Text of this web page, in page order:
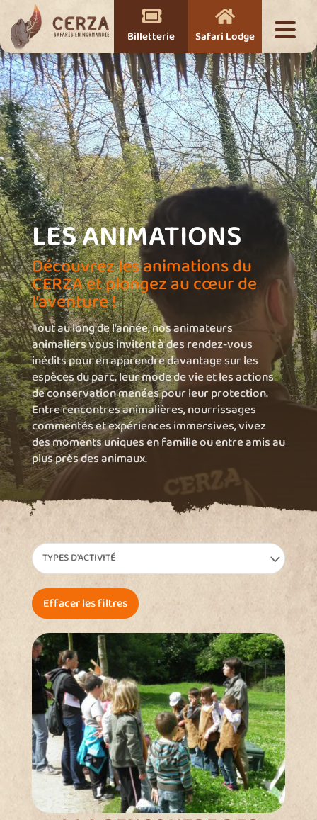

Billetterie

Safari Lodge
LES ANIMATIONS
Découvrez les animations du
CERZA et plongez au cœur de
l’aventure !
Tout au long de l’année, nosanimateurs
animaliersvous invitent à des rendez-vous
inédits pour en apprendre davantage sur les
espèces du parc, leur mode de vie et les actions
de conservation menées pour leur protection.
Entre rencontres animalières, nourrissages
commentés et expériences immersives, vivez
des moments uniques en famille ou entre amis au
plus près des animaux.
TYPES D'ACTIVITÉ
Effacer les filtres